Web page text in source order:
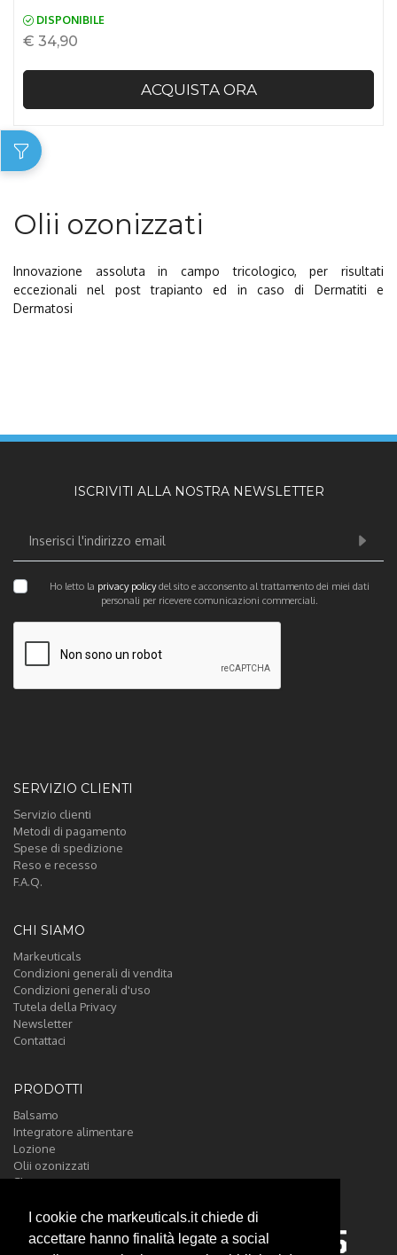
I cookie che markeuticals.it chiede di
accettare hanno finalità legate a social
DISPONIBILE
€ 34,90
ACQUISTA ORA
Olii ozonizzati
Innovazione assoluta in campo tricologico, per risultati
eccezionali nel post trapianto ed in caso di Dermatiti e
Dermatosi
ISCRIVITI ALLA NOSTRA NEWSLETTER
Ho letto la privacy policydel sito e acconsento al trattamento dei miei dati
personali per ricevere comunicazioni commerciali.
SERVIZIO CLIENTI
Servizio clienti
Metodi di pagamento
Spese di spedizione
Reso e recesso
F.A.Q.
CHI SIAMO
Markeuticals
Condizioni generali di vendita
Condizioni generali d'uso
Tutela della Privacy
Newsletter
Contattaci
PRODOTTI
Balsamo
Integratore alimentare
Lozione
Olii ozonizzati
Shampoo